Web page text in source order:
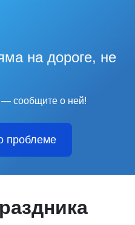
на дороге, не
— сообщите о ней!
проблеме